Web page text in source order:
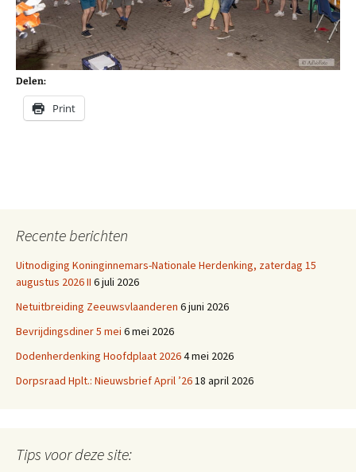
Delen:
Print
Recente berichten
Uitnodiging Koninginnemars-Nationale Herdenking, zaterdag 15
augustus 2026 II 6 juli 2026
Netuitbreiding Zeeuwsvlaanderen 6 juni 2026
Bevrijdingsdiner 5 mei 6 mei 2026
Dodenherdenking Hoofdplaat 20264 mei 2026
Dorpsraad Hplt.: Nieuwsbrief April ’2618 april 2026
Tips voor deze site: